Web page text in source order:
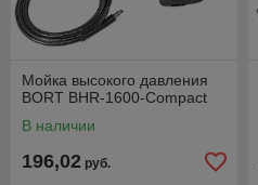
Мойка высокого давления
BORT BHR-1600-Compact
В наличии
196,02 руб.